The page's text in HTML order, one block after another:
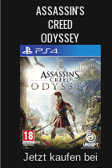
ASSASSIN'S
CREED
ODYSSEY
Jetzt kaufen bei